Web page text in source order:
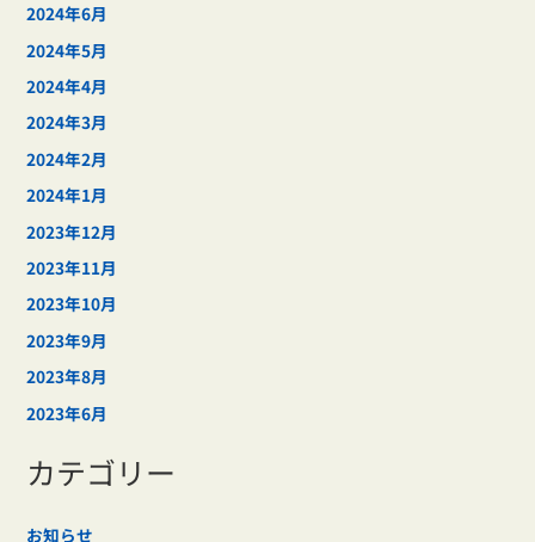
2024年6月
2024年5月
2024年4月
2024年3月
2024年2月
2024年1月
2023年12月
2023年11月
2023年10月
2023年9月
2023年8月
2023年6月
カテゴリー
お知らせ